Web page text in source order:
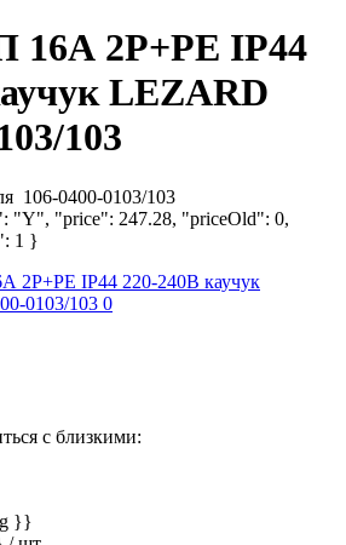
16А 2P+PE IP44
LEZARD
103
106-0400-0103/103
"Y", "price": 247.28, "priceOld": 0,
1 }
с близкими:
}}